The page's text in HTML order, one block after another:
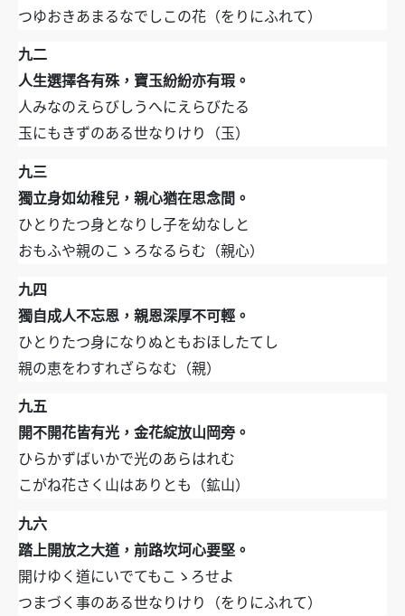
つゆおきあまるなでしこの花（をりにふれて）
九二
人生選擇各有殊，寶玉紛紛亦有瑕。
人みなのえらびしうへにえらびたる
玉にもきずのある世なりけり（玉）
九三
獨立身如幼稚兒，親心猶在思念間。
ひとりたつ身となりし子を幼なしと
おもふや親のこゝろなるらむ（親心）
九四
獨自成人不忘恩，親恩深厚不可輕。
ひとりたつ身になりぬともおほしたてし
親の恵をわすれざらなむ（親）
九五
開不開花皆有光，金花綻放山岡旁。
ひらかずばいかで光のあらはれむ
こがね花さく山はありとも（鉱山）
九六
踏上開放之大道，前路坎坷心要堅。
開けゆく道にいでてもこゝろせよ
つまづく事のある世なりけり（をりにふれて）